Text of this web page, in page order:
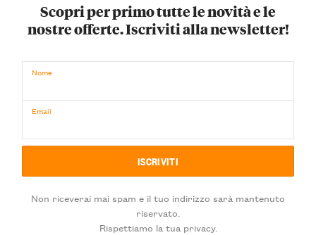
Scopri per primo tutte le novità e le
nostre offerte. Iscriviti alla newsletter!
Nome
Email
Non riceverai mai spam e il tuo indirizzo sarà mantenuto
riservato.
Rispettiamo la tua privacy.